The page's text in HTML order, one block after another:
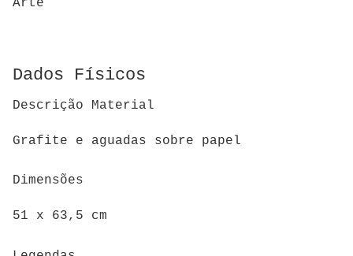
Dados Físicos
Descrição Material
Grafite e aguadas sobre papel
Dimensões
51 x 63,5 cm